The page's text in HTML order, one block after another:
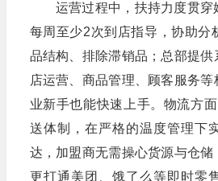
运营过程中，扶持力度贯穿
每周至少2次到店指导，协助分
品结构、排除滞销品；总部提供
店运营、商品管理、顾客服务
业新手也能快速上手。物流方
送体制，在严格的温度管理下
达，加盟商无需操心货源与仓
更打通美团、饿了么等即时零